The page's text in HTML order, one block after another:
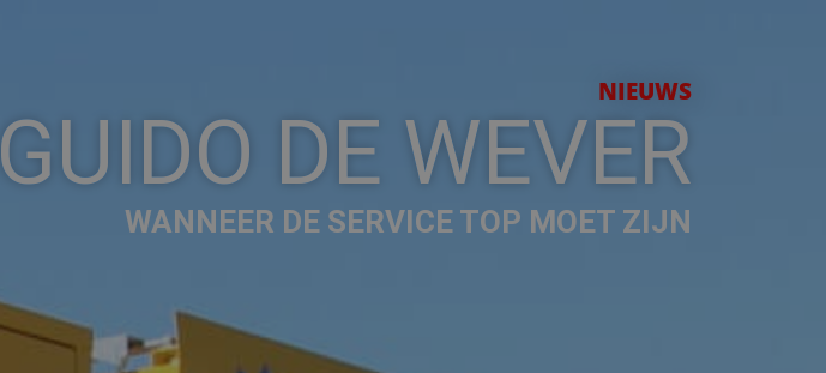
NIEUWS
GUIDO DE WEVER
WANNEER DE SERVICE TOP MOET ZIJN